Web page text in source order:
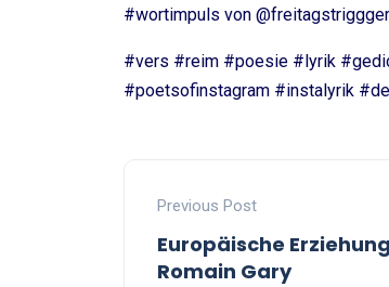
#wortimpuls von
#vers #reim #poesie #lyrik
#poetsofinstagram #instalyrik
Previous Post
Europäische
Romain Gary